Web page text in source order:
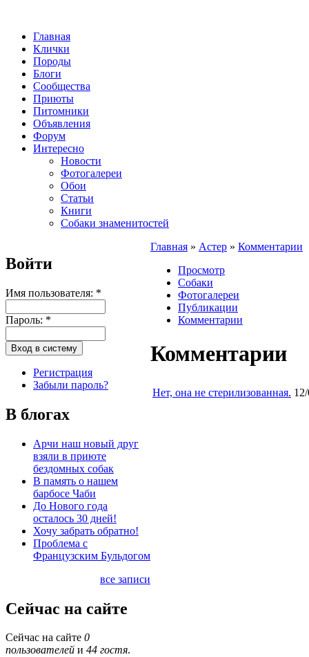
Главная
Клички
Породы
Блоги
Сообщества
Приюты
Питомники
Объявления
Форум
Интересно
Новости
Фотогалереи
Обои
Статьи
Книги
Собаки знаменитостей
Войти
Имя пользователя: *
Пароль: *
Регистрация
Забыли пароль?
В блогах
Арчи наш новый друг
взяли в приюте
бездомных собак
В память о нашем
барбосе Чаби
До Нового года
осталось 30 дней!
Хочу забрать обратно!
Проблема с
Французским Бульдогом
все записи
Сейчас на сайте
Сейчас на сайте 0
пользователей и 44 гостя.
Главная » Астер » Комментарии
Просмотр
Собаки
Фотогалереи
Публикации
Комментарии
Комментарии
Нет, она не стерилизованная.